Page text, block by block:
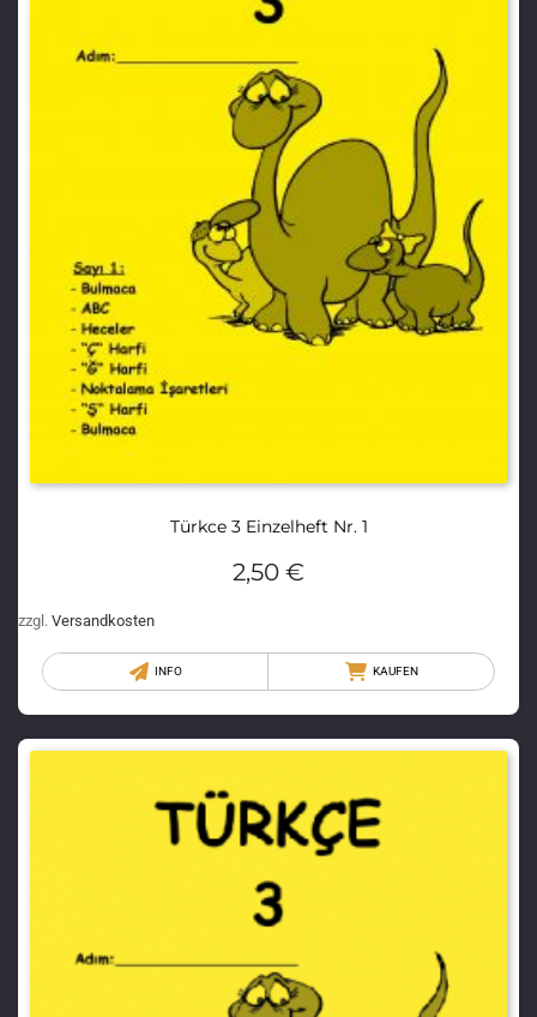
Türkce 3 Einzelheft Nr. 1
2,50 €
zzgl. Versandkosten
INFO KAUFEN